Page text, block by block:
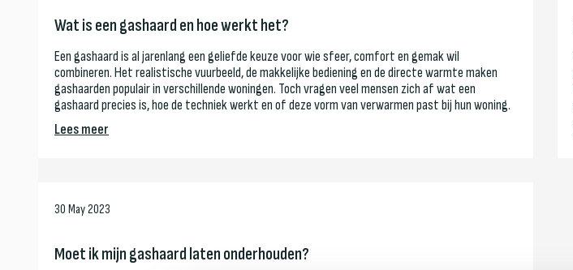
Wat is een gashaard en hoe werkt het?
Een gashaard is al jarenlang een geliefde keuze voor wie sfeer, comfort en gemak wil
combineren. Het realistische vuurbeeld, de makkelijke bediening en de directe warmte maken
gashaarden populair in verschillende woningen. Toch vragen veel mensen zich af wat een
gashaard precies is, hoe de techniek werkt en of deze vorm van verwarmen past bij hun woning.
Lees meer
30 May 2023
Moet ik mijn gashaard laten onderhouden?